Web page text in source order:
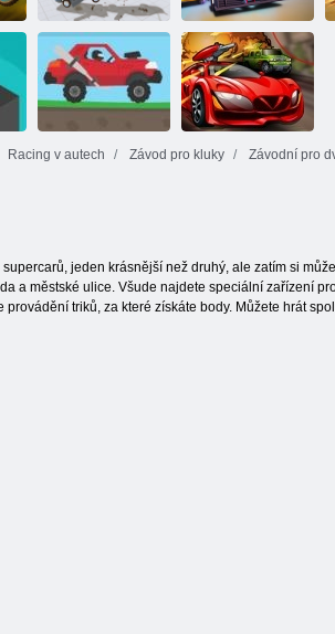
Car Legend
Crash Simulator
Pan Racer Stunt
Mania
Racing v autech Závod pro kluky Závodní pro
jeden krásnější než druhý, ale zatím si
a městské ulice. Všude najdete speciální zařízení
triků, za které získáte body. Můžete hrát